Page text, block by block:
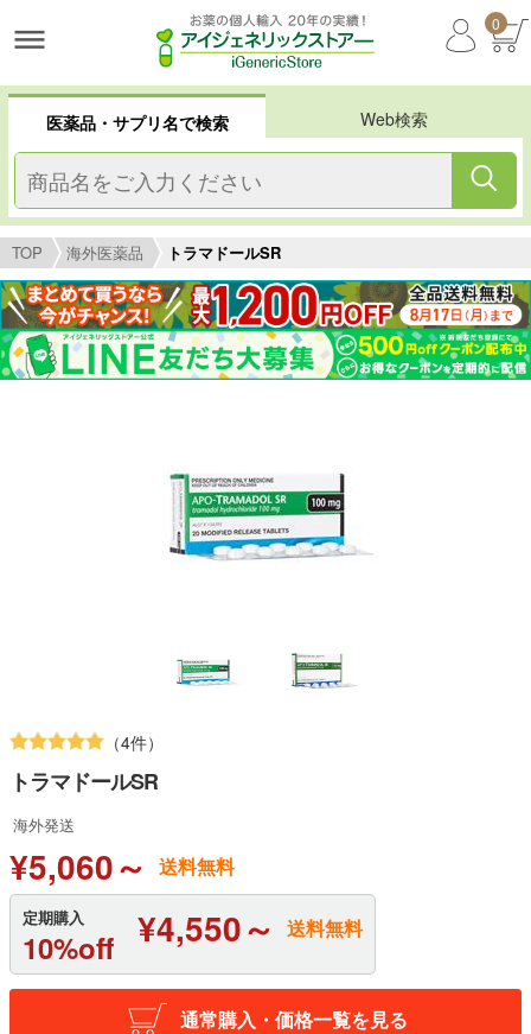
0
医薬品・サプリ名で検索 Web検索
TOP 海外医薬品 トラマドールSR
（4件）
トラマドールSR
海外発送
¥5,060～ 送料無料
定期購入
10%off ¥4,550～ 送料無料
通常購入・価格一覧を見る